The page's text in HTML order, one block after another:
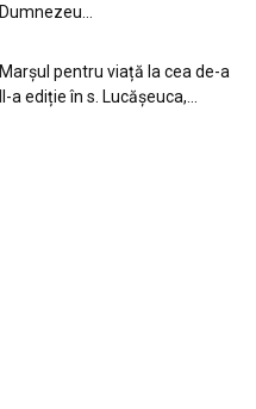
Dumnezeu…
Marșul pentru viață la cea de-a
II-a ediție în s. Lucășeuca,...